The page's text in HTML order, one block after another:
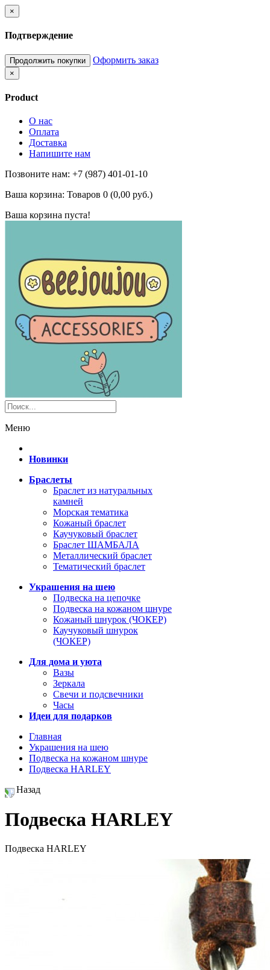
×
Подтверждение
Продолжить покупки Оформить заказ
×
Product
О нас
Оплата
Доставка
Напишите нам
Позвоните нам: +7 (987) 401-01-10
Ваша корзина: Товаров 0 (0,00 руб.)
Ваша корзина пуста!
Меню
Новинки
Браслеты
Браслет из натуральных
камней
Морская тематика
Кожаный браслет
Каучуковый браслет
Браслет ШАМБАЛА
Металлический браслет
Тематический браслет
Украшения на шею
Подвеска на цепочке
Подвеска на кожаном шнуре
Кожаный шнурок (ЧОКЕР)
Каучуковый шнурок
(ЧОКЕР)
Для дома и уюта
Вазы
Зеркала
Свечи и подсвечники
Часы
Идеи для подарков
Главная
Украшения на шею
Подвеска на кожаном шнуре
Подвеска HARLEY
Назад
Подвеска HARLEY
Подвеска HARLEY